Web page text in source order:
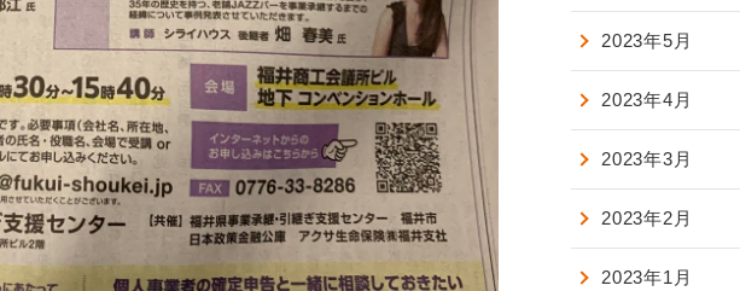
2023年5月
2023年4月
2023年3月
2023年2月
2023年1月